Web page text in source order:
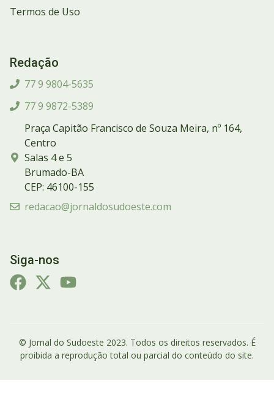
Termos de Uso
Redação
77 9 9804-5635
77 9 9872-5389
Praça Capitão Francisco de Souza Meira, nº 164,
Centro
Salas 4 e 5
Brumado-BA
CEP: 46100-155
redacao@jornaldosudoeste.com
Siga-nos
© Jornal do Sudoeste 2023. Todos os direitos reservados. É
proibida a reprodução total ou parcial do conteúdo do site.